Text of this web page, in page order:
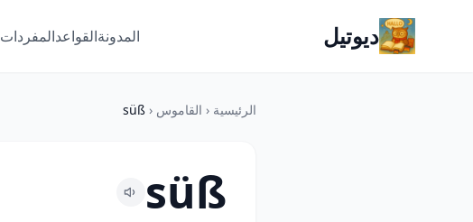
ديوتيل المدونةالقواعدالمفردات
الرئيسية ‹ القاموس ‹
süß
süß